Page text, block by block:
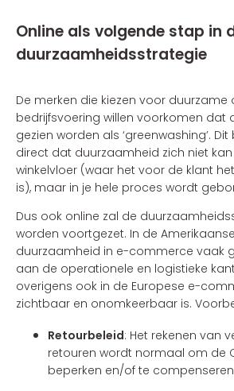
Online als volgende stap in
duurzaamheidsstrategie
De merken die kiezen voor duurzame
bedrijfsvoering willen voorkomen dat
gezien worden als ‘greenwashing’.
direct dat duurzaamheid zich niet
winkelvloer (waar het voor de klant
is), maar in je hele proces wordt
Dus ook online zal de
worden voortgezet. In de
duurzaamheid in e-commerce vaak
aan de operationele en logistieke
overigens ook in de Europese e-
zichtbaar en onomkeerbaar is.
Retourbeleid: Het rekenen van
retouren wordt normaal om de
beperken en/of te